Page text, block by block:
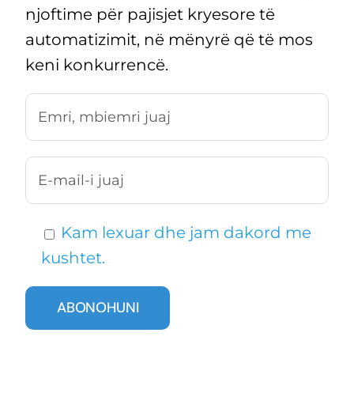
njoftime për pajisjet kryesore të
automatizimit, në mënyrë që të mos
keni konkurrencë.
Kam lexuar dhe jam dakord me
kushtet.